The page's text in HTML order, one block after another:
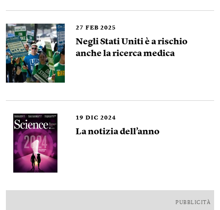
27 FEB 2025
Negli Stati Uniti è a rischio
anche la ricerca medica
19 DIC 2024
La notizia dell’anno
PUBBLICITÀ